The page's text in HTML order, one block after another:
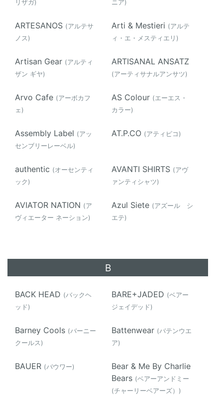
リザガ)
ニア)
ARTESANOS (アルテサ
ノス)
Arti & Mestieri (アルテ
ィ・エ・メスティエリ)
Artisan Gear (アルティ
ザン ギヤ)
ARTISANAL ANSATZ
(アーティサナルアンサツ)
Arvo Cafe (アーボカフ
ェ)
AS Colour (エーエス・
カラー)
Assembly Label (アッ
センブリーレーベル)
AT.P.CO (アティピコ)
authentic (オーセンティ
ック)
AVANTI SHIRTS (アヴ
ァンティシャツ)
AVIATOR NATION (ア
ヴィエーター ネーション)
Azul Siete (アズール シ
エテ)
B
BACK HEAD (バックヘ
ッド)
BARE+JADED (ベアー
ジェイデッド)
Barney Cools (バーニー
クールス)
Battenwear (バテンウエ
ア)
BAUER (バウワー)
Bear & Me By Charlie
Bears (ベアーアンドミー
(チャーリーベアーズ）)